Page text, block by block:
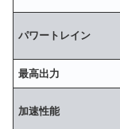
パワートレイン
最高出力
加速性能